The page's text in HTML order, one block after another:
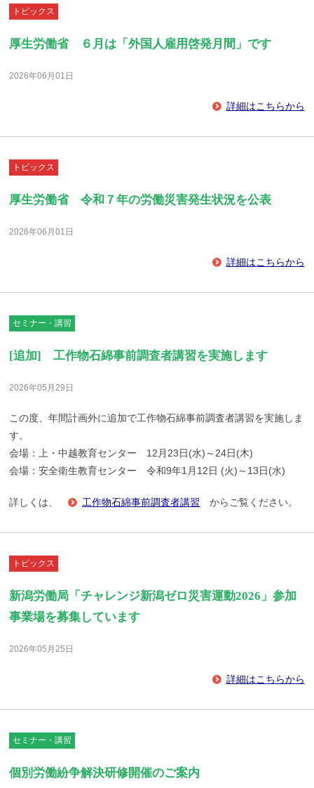
トピックス
厚生労働省 ６月は「外国人雇用啓発月間」です
2026年06月01日
詳細はこちらから
トピックス
厚生労働省 令和７年の労働災害発生状況を公表
2026年06月01日
詳細はこちらから
セミナー・講習
[追加] 工作物石綿事前調査者講習を実施します
2026年05月29日
この度、年間計画外に追加で工作物石綿事前調査者講習を実施しま
す。
会場：上・中越教育センター 12月23日(水)～24日(木)
会場：安全衛生教育センター 令和9年1月12日 (火)～13日(水)
詳しくは、 工作物石綿事前調査者講習 からご覧ください。
トピックス
新潟労働局「チャレンジ新潟ゼロ災害運動2026」参加
事業場を募集しています
2026年05月25日
詳細はこちらから
セミナー・講習
個別労働紛争解決研修開催のご案内